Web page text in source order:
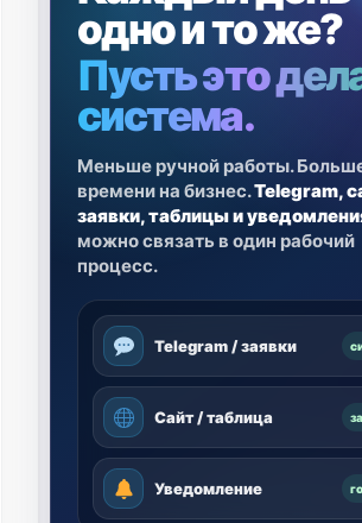
одно и то же?
Пусть это
система.
Меньше ручной работы.
времени на бизнес.Telegram,
заявки, таблицы и
можно связать в один рабочий
процесс.
Telegram / заявки
Сайт / таблица
Уведомление